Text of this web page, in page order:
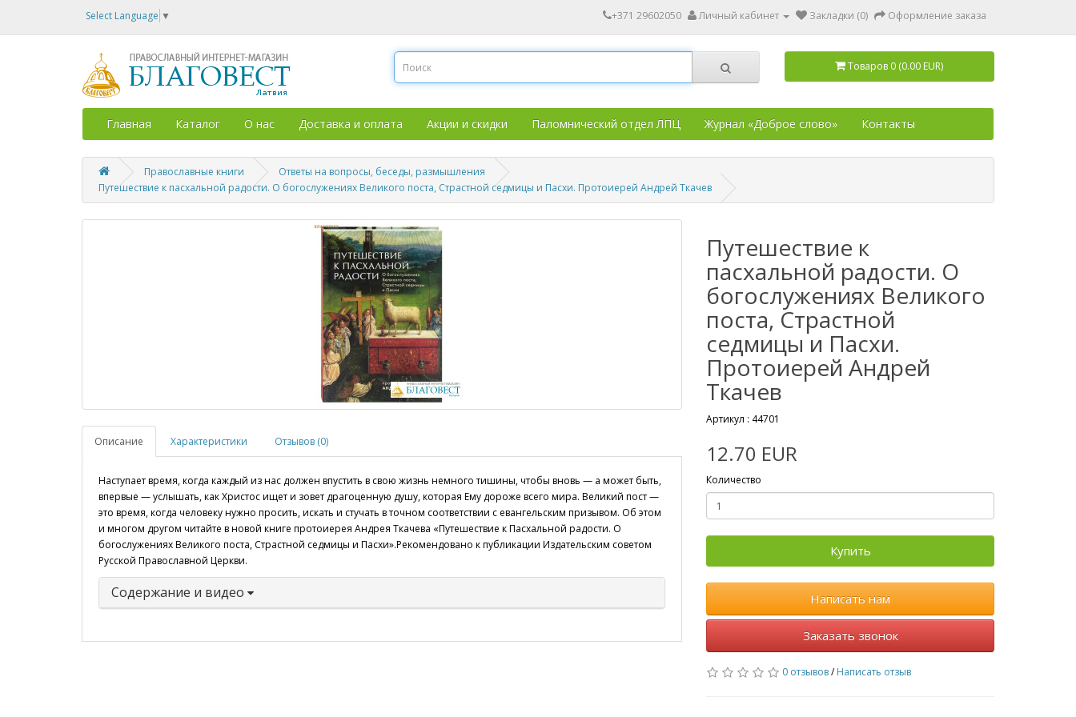
Select Language ▼ +371 29602050 Личный кабинет Закладки (0) Оформление заказа
Товаров 0 (0.00 EUR)
Главная Каталог О нас Доставка и оплата Акции и скидки Паломнический отдел ЛПЦ Журнал «Доброе слово» Контакты
Православные книги
Ответы на вопросы, беседы, размышления
Путешествие к пасхальной радости. О богослужениях Великого поста, Страстной седмицы и Пасхи. Протоиерей Андрей Ткачев
Описание Характеристики Отзывов (0)
Наступает время, когда каждый из нас должен впустить в свою жизнь немного тишины, чтобы вновь — а может быть,
впервые — услышать, как Христос ищет и зовет драгоценную душу, которая Ему дороже всего мира. Великий пост —
это время, когда человеку нужно просить, искать и стучать в точном соответствии с евангельским призывом. Об этом
и многом другом читайте в новой книге протоиерея Андрея Ткачева «Путешествие к Пасхальной радости. О
богослужениях Великого поста, Страстной седмицы и Пасхи».Рекомендовано к публикации Издательским советом
Русской Православной Церкви.
Содержание и видео
Путешествие к
пасхальной радости. О
богослужениях Великого
поста, Страстной
седмицы и Пасхи.
Протоиерей Андрей
Ткачев
Артикул : 44701
12.70 EUR
Количество
Купить
Написать нам
Заказать звонок
0 отзывов/Написать отзыв